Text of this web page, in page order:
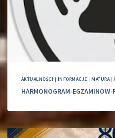
AKTUALNOŚCI | INFORMACJE |MATURA|
HARMONOGRAM-EGZAMINOW-